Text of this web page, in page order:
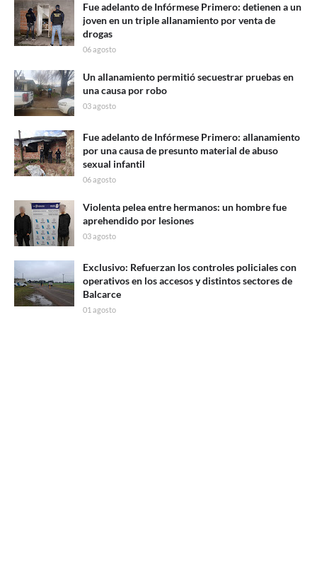
Fue adelanto de Infórmese Primero: detienen a un
joven en un triple allanamiento por venta de
drogas
06 agosto
Un allanamiento permitió secuestrar pruebas en
una causa por robo
03 agosto
Fue adelanto de Infórmese Primero: allanamiento
por una causa de presunto material de abuso
sexual infantil
06 agosto
Violenta pelea entre hermanos: un hombre fue
aprehendido por lesiones
03 agosto
Exclusivo: Refuerzan los controles policiales con
operativos en los accesos y distintos sectores de
Balcarce
01 agosto